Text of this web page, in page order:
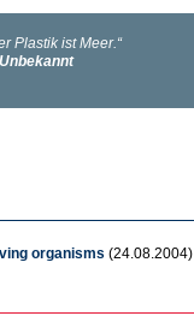
organisms (24.08.2004)